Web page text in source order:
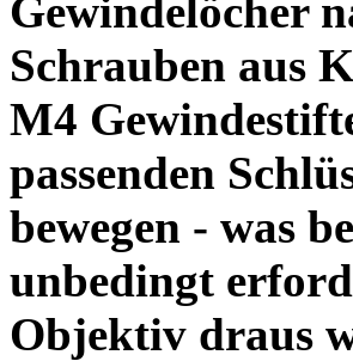
Gewindelöcher
Schrauben aus
M4
passenden
bewegen - was
unbedingt
Objektiv